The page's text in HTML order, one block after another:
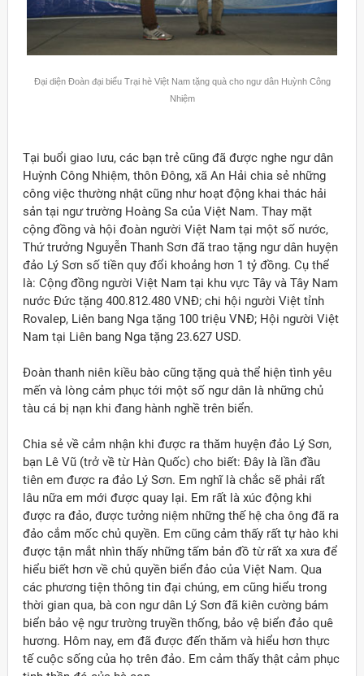
Đại diện Đoàn đại biểu Trại hè Việt Nam tặng quà cho ngư dân Huỳnh Công
Nhiệm
Tại buổi giao lưu, các bạn trẻ cũng đã được nghe ngư dân
Huỳnh Công Nhiệm, thôn Đông, xã An Hải chia sẻ những
công việc thường nhật cũng như hoạt động khai thác hải
sản tại ngư trường Hoàng Sa của Việt Nam. Thay mặt
cộng đồng và hội đoàn người Việt Nam tại một số nước,
Thứ trưởng Nguyễn Thanh Sơn đã trao tặng ngư dân huyện
đảo Lý Sơn số tiền quy đổi khoảng hơn 1 tỷ đồng. Cụ thể
là: Cộng đồng người Việt Nam tại khu vực Tây và Tây Nam
nước Đức tặng 400.812.480 VNĐ; chi hội người Việt tỉnh
Rovalep, Liên bang Nga tặng 100 triệu VNĐ; Hội người Việt
Nam tại Liên bang Nga tặng 23.627 USD.
Đoàn thanh niên kiều bào cũng tặng quà thể hiện tình yêu
mến và lòng cảm phục tới một số ngư dân là những chủ
tàu cá bị nạn khi đang hành nghề trên biển.
Chia sẻ về cảm nhận khi được ra thăm huyện đảo Lý Sơn,
bạn Lê Vũ (trở về từ Hàn Quốc) cho biết: Đây là lần đầu
tiên em được ra đảo Lý Sơn. Em nghĩ là chắc sẽ phải rất
lâu nữa em mới được quay lại. Em rất là xúc động khi
được ra đảo, được tưởng niệm những thế hệ cha ông đã ra
đảo cắm mốc chủ quyền. Em cũng cảm thấy rất tự hào khi
được tận mắt nhìn thấy những tấm bản đồ từ rất xa xưa để
hiểu biết hơn về chủ quyền biển đảo của Việt Nam. Qua
các phương tiện thông tin đại chúng, em cũng hiểu trong
thời gian qua, bà con ngư dân Lý Sơn đã kiên cường bám
biển bảo vệ ngư trường truyền thống, bảo vệ biển đảo quê
hương. Hôm nay, em đã được đến thăm và hiểu hơn thực
tế cuộc sống của họ trên đảo. Em cảm thấy thật cảm phục